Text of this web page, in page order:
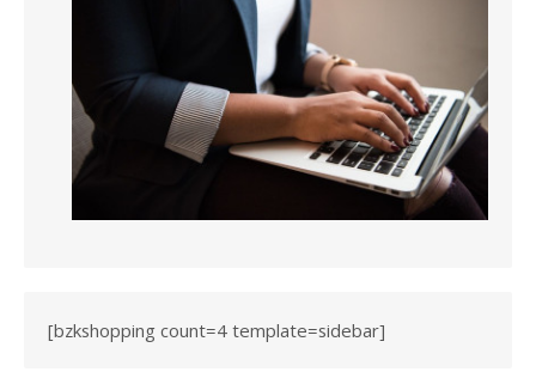
[bzkshopping count=4 template=sidebar]